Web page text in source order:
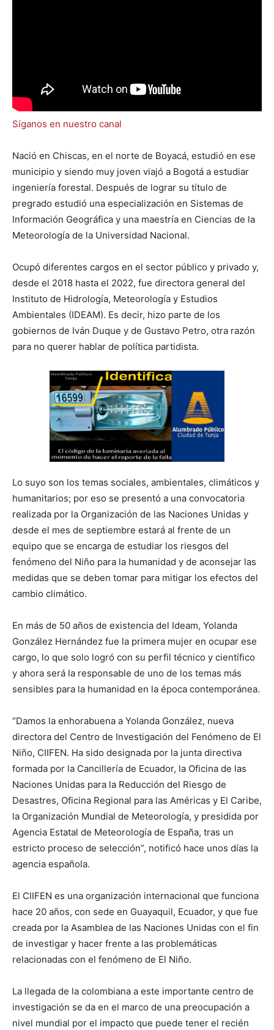
Síganos en nuestro canal
Nació en Chiscas, en el norte de Boyacá, estudió en ese
municipio y siendo muy joven viajó a Bogotá a estudiar
ingeniería forestal. Después de lograr su título de
pregrado estudió una especialización en Sistemas de
Información Geográfica y una maestría en Ciencias de la
Meteorología de la Universidad Nacional.
Ocupó diferentes cargos en el sector público y privado y,
desde el 2018 hasta el 2022, fue directora general del
Instituto de Hidrología, Meteorología y Estudios
Ambientales (IDEAM). Es decir, hizo parte de los
gobiernos de Iván Duque y de Gustavo Petro, otra razón
para no querer hablar de política partidista.
Lo suyo son los temas sociales, ambientales, climáticos y
humanitarios; por eso se presentó a una convocatoria
realizada por la Organización de las Naciones Unidas y
desde el mes de septiembre estará al frente de un
equipo que se encarga de estudiar los riesgos del
fenómeno del Niño para la humanidad y de aconsejar las
medidas que se deben tomar para mitigar los efectos del
cambio climático.
En más de 50 años de existencia del Ideam, Yolanda
González Hernández fue la primera mujer en ocupar ese
cargo, lo que solo logró con su perfil técnico y científico
y ahora será la responsable de uno de los temas más
sensibles para la humanidad en la época contemporánea.
“Damos la enhorabuena a Yolanda González, nueva
directora del Centro de Investigación del Fenómeno de El
Niño, CIIFEN. Ha sido designada por la junta directiva
formada por la Cancillería de Ecuador, la Oficina de las
Naciones Unidas para la Reducción del Riesgo de
Desastres, Oficina Regional para las Américas y El Caribe,
la Organización Mundial de Meteorología, y presidida por
Agencia Estatal de Meteorología de España, tras un
estricto proceso de selección”, notificó hace unos días la
agencia española.
El CIIFEN es una organización internacional que funciona
hace 20 años, con sede en Guayaquil, Ecuador, y que fue
creada por la Asamblea de las Naciones Unidas con el fin
de investigar y hacer frente a las problemáticas
relacionadas con el fenómeno de El Niño.
La llegada de la colombiana a este importante centro de
investigación se da en el marco de una preocupación a
nivel mundial por el impacto que puede tener el recién